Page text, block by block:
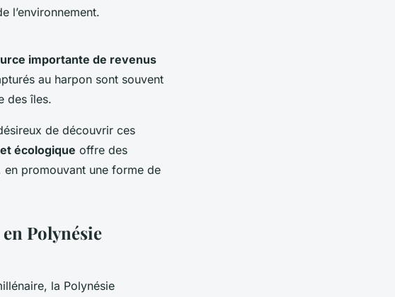
l’environnement.
importante de revenus
au harpon sont souvent
des îles.
de découvrir ces
écologique offre des
promouvant une forme de
Polynésie
la Polynésie